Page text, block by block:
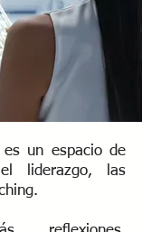
es un espacio de
liderazgo, las